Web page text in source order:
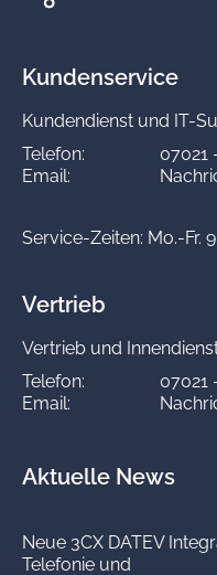
Kundenservice
Kundendienst und IT-
Telefon:
07021
Email:
Service-Zeiten: Mo.-Fr.
Vertrieb
Vertrieb und
Telefon:
07021
Email:
Aktuelle News
Neue 3CX DATEV
Telefonie und